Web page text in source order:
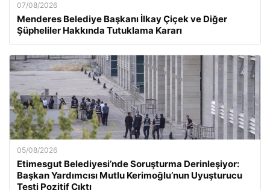
07/08/2026
Menderes Belediye Başkanı İlkay Çiçek ve Diğer
Şüpheliler Hakkında Tutuklama Kararı
05/08/2026
Etimesgut Belediyesi’nde Soruşturma Derinleşiyor:
Başkan Yardımcısı Mutlu Kerimoğlu’nun Uyuşturucu
Testi Pozitif Çıktı